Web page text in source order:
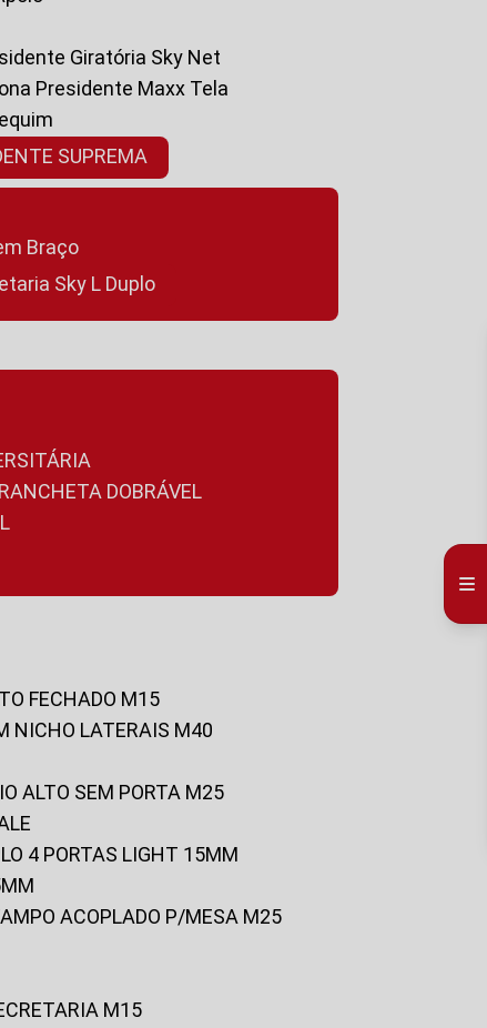
Giratória Sky Net
Presidente Maxx Tela
SUPREMA
Braço
Sky L Duplo
DOBRÁVEL
FECHADO M15
NICHO LATERAIS M40
ALTO SEM PORTA M25
4 PORTAS LIGHT 15MM
ACOPLADO P/MESA M25
M15